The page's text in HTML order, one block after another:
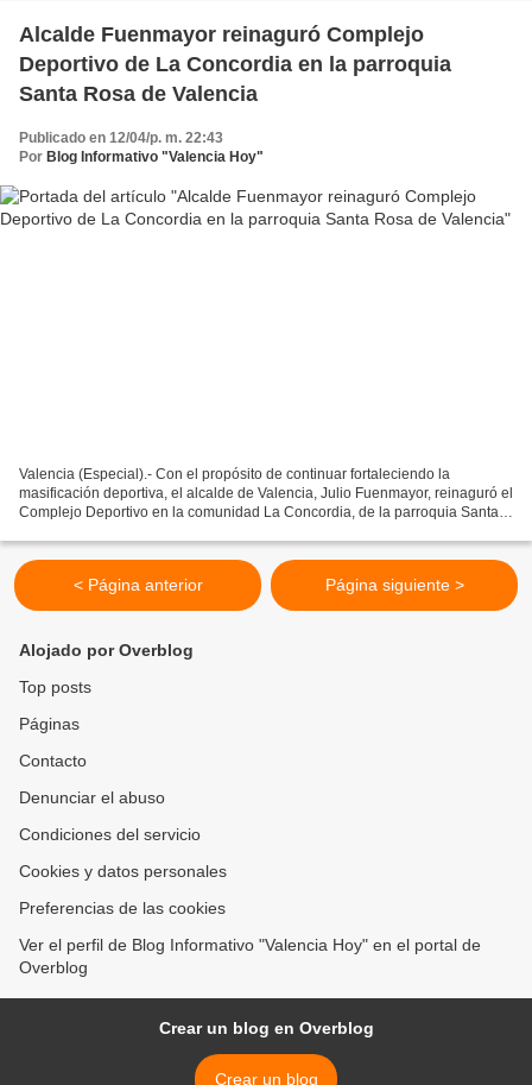
Alcalde Fuenmayor reinaguró Complejo
Deportivo de La Concordia en la parroquia
Santa Rosa de Valencia
Publicado en 12/04/p. m. 22:43
Por Blog Informativo "Valencia Hoy"
Valencia (Especial).- Con el propósito de continuar fortaleciendo la
masificación deportiva, el alcalde de Valencia, Julio Fuenmayor, reinaguró el
Complejo Deportivo en la comunidad La Concordia, de la parroquia Santa
< Página anterior Página siguiente >
Alojado por Overblog
Top posts
Páginas
Contacto
Denunciar el abuso
Condiciones del servicio
Cookies y datos personales
Preferencias de las cookies
Ver el perfil de Blog Informativo "Valencia Hoy" en el portal de
Overblog
Crear un blog en Overblog
Crear un blog